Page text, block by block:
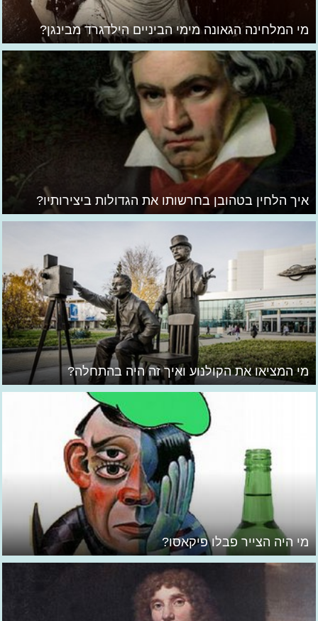
מי המלחינה הגאונה מימי הביניים הילדגרד מבינגן?
איך הלחין בטהובן בחרשותו את הגדולות ביצירותיו?
מי המציאו את הקולנוע ואיך זה היה בהתחלה?
מי היה הצייר פבלו פיקאסו?